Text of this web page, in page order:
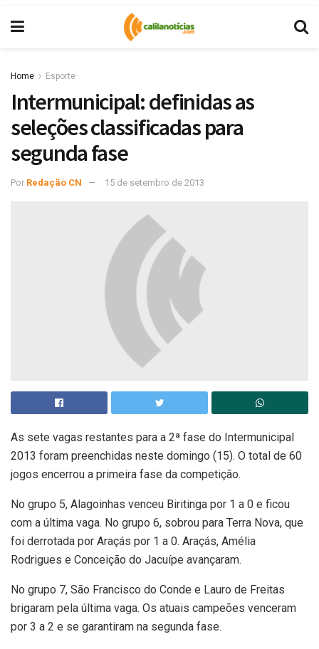
Home Esporte
Intermunicipal: definidas as
seleções classificadas para
segunda fase
Por Redação CN 15 de setembro de 2013
As sete vagas restantes para a 2ª fase do Intermunicipal
2013 foram preenchidas neste domingo (15). O total de 60
jogos encerrou a primeira fase da competição.
No grupo 5, Alagoinhas venceu Biritinga por 1 a 0 e ficou
com a última vaga. No grupo 6, sobrou para Terra Nova, que
foi derrotada por Araçás por 1 a 0. Araçás, Amélia
Rodrigues e Conceição do Jacuípe avançaram.
No grupo 7, São Francisco do Conde e Lauro de Freitas
brigaram pela última vaga. Os atuais campeões venceram
por 3 a 2 e se garantiram na segunda fase.